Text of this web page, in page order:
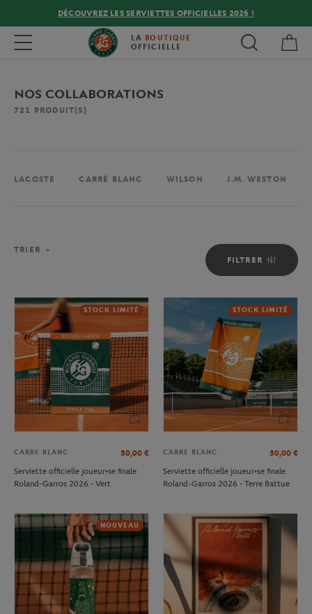
DÉCOUVREZ LES SERVIETTES OFFICIELLES 2026 !
Toggle navigation LA BOUTIQUE
OFFICIELLE
NOS COLLABORATIONS
721 PRODUIT(S)
LACOSTE CARRÉ BLANC WILSON J.M. WESTON
FILTRER
TRIER
STOCK LIMITÉ
CARRE BLANC 50,00 €
Serviette officielle joueur•se finale
Roland-Garros 2026 - Vert
STOCK LIMITÉ
CARRE BLANC 50,00 €
Serviette officielle joueur•se finale
Roland-Garros 2026 - Terre Battue
NOUVEAU